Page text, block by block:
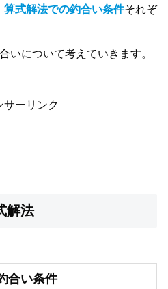
算式解法での釣合い条件それぞ
いについて考えていきます。
サーリンク
解法
合い条件